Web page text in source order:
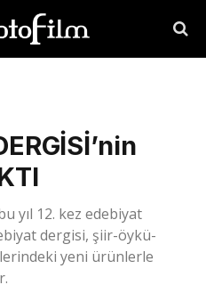
yıl 12. kez edebiyat
dergisi, şiir-öykü-
yeni ürünlerle